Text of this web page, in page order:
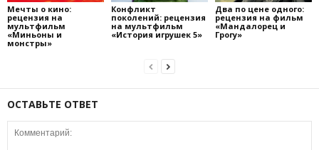
Мечты о кино:
рецензия на
мультфильм
«Миньоны и
монстры»
Конфликт
поколений: рецензия
на мультфильм
«История игрушек 5»
Два по цене одного:
рецензия на фильм
«Мандалорец и
Грогу»
ОСТАВЬТЕ ОТВЕТ